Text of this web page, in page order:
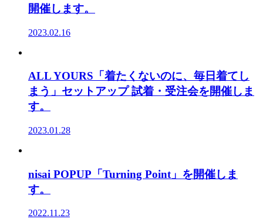
開催します。
2023.02.16
ALL YOURS「着たくないのに、毎日着てし
まう」セットアップ 試着・受注会を開催しま
す。
2023.01.28
nisai POPUP「Turning Point」を開催しま
す。
2022.11.23